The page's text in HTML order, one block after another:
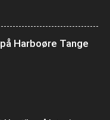
Harboøre Tange